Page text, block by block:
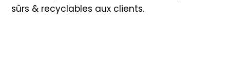
sûrs & recyclables aux clients.